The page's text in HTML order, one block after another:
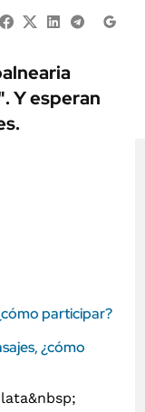
Y esperan
participar?
¿cómo